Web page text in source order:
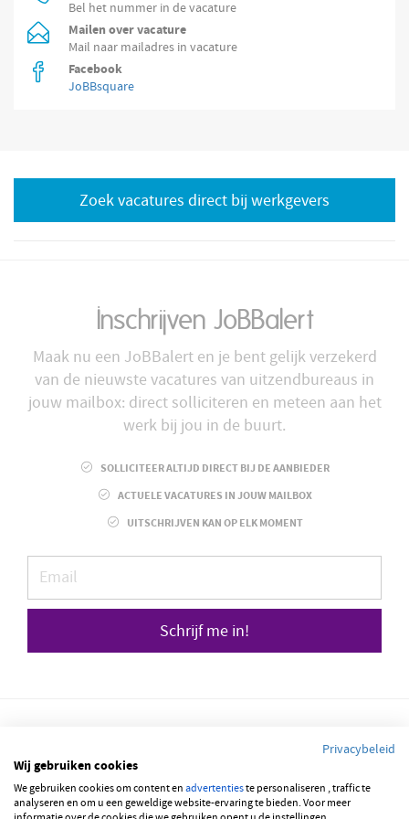
Bel het nummer in de vacature
Mailen over vacature
Mail naar mailadres in vacature
Facebook
JoBBsquare
Zoek vacatures direct bij werkgevers
Inschrijven JoBBalert
Maak nu een JoBBalert en je bent gelijk verzekerd
van de nieuwste vacatures van uitzendbureaus in
jouw mailbox: direct solliciteren en meteen aan het
werk bij jou in de buurt.
SOLLICITEER ALTIJD DIRECT BIJ DE AANBIEDER
ACTUELE VACATURES IN JOUW MAILBOX
UITSCHRIJVEN KAN OP ELK MOMENT
Schrijf me in!
© 2026 JOBBSQUARE
Privacybeleid
Wij gebruiken cookies
We gebruiken cookies om content en advertentieste personaliseren , traffic te
analyseren en om u een geweldige website-ervaring te bieden. Voor meer